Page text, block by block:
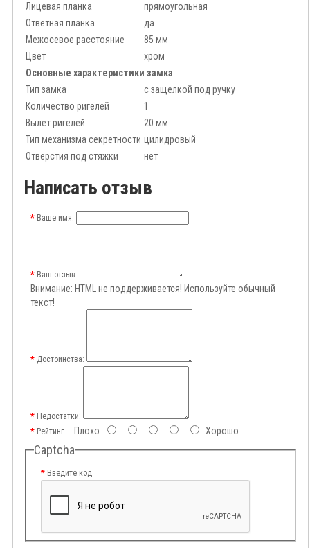
Лицевая планка
прямоугольная
Ответная планка
да
Межосевое расстояние
85 мм
Цвет
хром
Основные характеристики замка
Тип замка
с защелкой под ручку
Количество ригелей
1
Вылет ригелей
20 мм
Тип механизма секретности цилидровый
Отверстия под стяжки
нет
Написать отзыв
Ваше имя:
Ваш отзыв
Внимание: HTML не поддерживается! Используйте обычный
текст!
Достоинства:
Недостатки:
РейтингПлохо Хорошо
Captcha
Введите код